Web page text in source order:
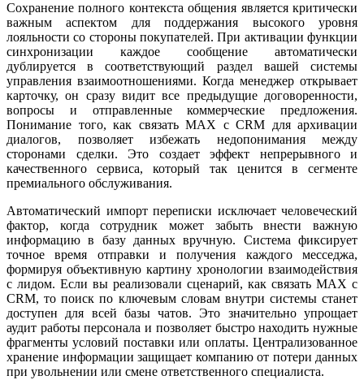
Сохранение полного контекста общения является критически
важным аспектом для поддержания высокого уровня
лояльности со стороны покупателей. При активации функции
синхронизации каждое сообщение автоматически
дублируется в соответствующий раздел вашей системы
управления взаимоотношениями. Когда менеджер открывает
карточку, он сразу видит все предыдущие договоренности,
вопросы и отправленные коммерческие предложения.
Понимание того, как связать MAX с CRM для архивации
диалогов, позволяет избежать недопонимания между
сторонами сделки. Это создает эффект непрерывного и
качественного сервиса, который так ценится в сегменте
премиального обслуживания.
Автоматический импорт переписки исключает человеческий
фактор, когда сотрудник может забыть внести важную
информацию в базу данных вручную. Система фиксирует
точное время отправки и получения каждого месседжа,
формируя объективную картину хронологии взаимодействия
с лидом. Если вы реализовали сценарий, как связать MAX с
CRM, то поиск по ключевым словам внутри системы станет
доступен для всей базы чатов. Это значительно упрощает
аудит работы персонала и позволяет быстро находить нужные
фрагменты условий поставки или оплаты. Централизованное
хранение информации защищает компанию от потери данных
при увольнении или смене ответственного специалиста.